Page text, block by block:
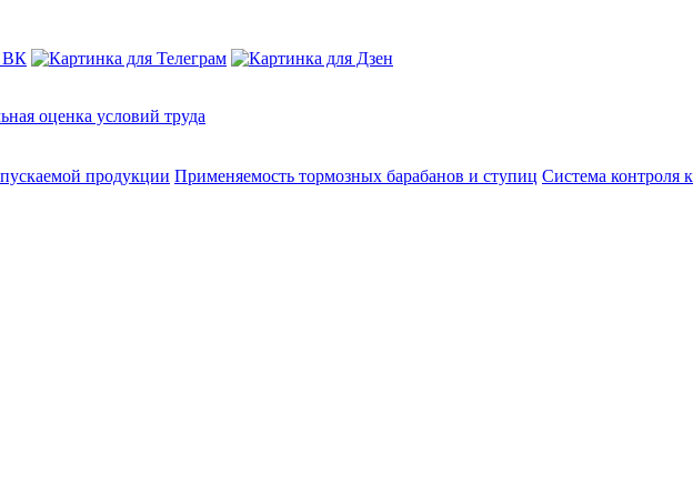
оценка условий труда
продукции Применяемость тормозных барабанов и ступиц Система контроля